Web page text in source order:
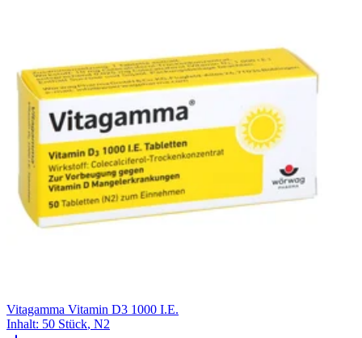
Vitagamma Vitamin D3 1000 I.E.
Inhalt: 50 Stück, N2